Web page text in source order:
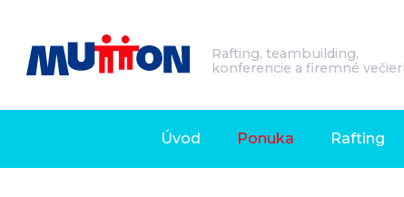
Rafting, teambuilding,
konferencie a firemné
Úvod Ponuka Rafting